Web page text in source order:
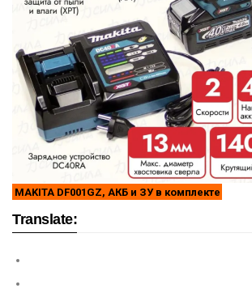
MAKITA DF001GZ, АКБ и ЗУ в комплекте
Translate: